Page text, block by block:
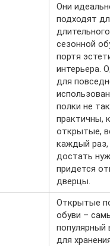
Они
подходят
сезонной
портя
интерьера.
для
полки не так
практичны,
открытые,
каждый
достать
придется
дверцы.
Открытые
обуви –
популярный
для